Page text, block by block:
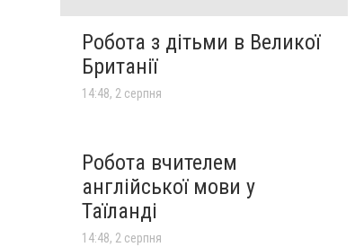
Робота з дітьми в Великої
Британії
14:48, 2 серпня
Робота вчителем
англійської мови у
Таїланді
14:48, 2 серпня